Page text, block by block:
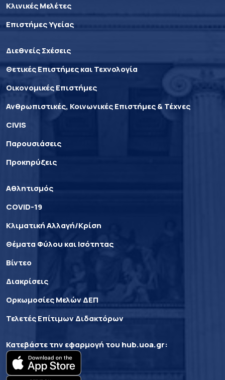
Κλινικές Μελέτες
Επιστήμες Υγείας
Διεθνείς Σχέσεις
Θετικές Επιστήμες και Τεχνολογία
Οικονομικές Επιστήμες
Ανθρωπιστικές, Κοινωνικές Επιστήμες & Τέχνες
CIVIS
Παρουσιάσεις
Προκηρύξεις
Αθλητισμός
COVID-19
Κλιματική Αλλαγή/Κρίση
Θέματα Φύλου και Ισότητας
Βίντεο
Διακρίσεις
Ορκωμοσίες Μελών ΔΕΠ
Τελετές Επίτιμων Διδακτόρων
Κατεβάστε την εφαρμογή του hub.uoa.gr: